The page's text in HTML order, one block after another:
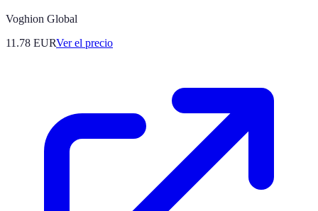
Voghion Global
11.78 EURVer el precio